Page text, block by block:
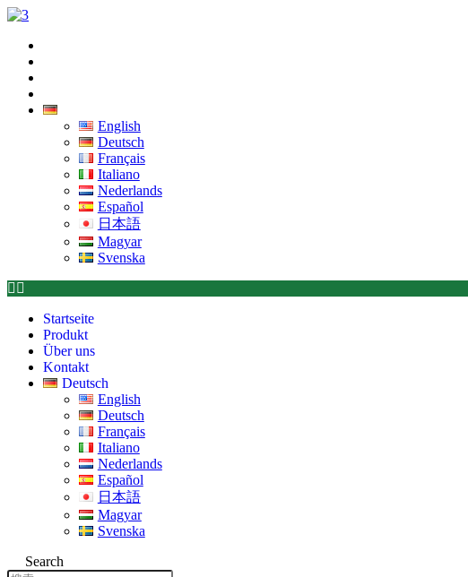
Zum
wechseln
English
Deutsch
Français
Italiano
Nederlands
Español
日本語
Magyar
Svenska
Startseite
Produkt
Über uns
Kontakt
Deutsch
English
Deutsch
Français
Italiano
Nederlands
Español
日本語
Magyar
Svenska
Search